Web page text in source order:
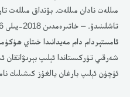
مىللەت نادان مىللەت. بۇنداق مىللەت
ئامستېردام دام مەيدانىدا خىتاي
شەرقىي تۈركىستاندا ئېلىپ بېرىۋاتقان
ئۈچۈن ئېلىپ بارغان يالغۇز كىشىلىك